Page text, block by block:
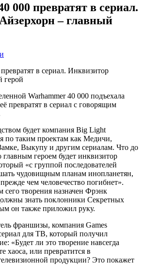
000 превратят в сериал.
– главный
Warhammer 40 000 подъехала
превратят в сериал с говорящим
будет компания Big Light
по таким проектам как Медичи,
Выкупу и другим сериалам. Что до
героем будет инквизитор
«с группой последователей
чудовищным планам инопланетян,
чем человечество погибнет».
творения назначен Фрэнк
знать поклонники Секретных
он также приложил руку.
франшизы, компания Games
для ТВ, который получил
«Будет ли это творение навсегда
хаоса, или превратится в
продукции? Это покажет